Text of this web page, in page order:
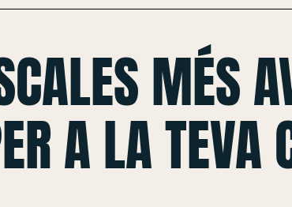
MÉS
A LA TEVA